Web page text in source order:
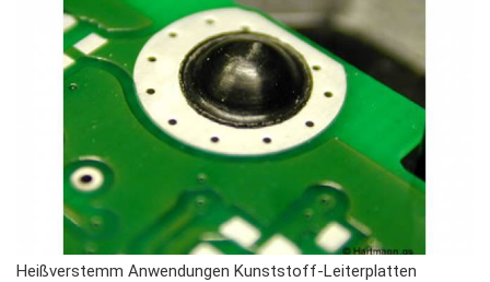
Heißverstemm Anwendungen Kunststoff-Leiterplatten